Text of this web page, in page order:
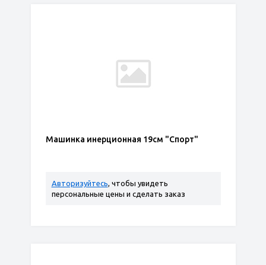
Машинка инерционная 19см "Спорт"
Авторизуйтесь, чтобы увидеть
персональные цены и сделать заказ